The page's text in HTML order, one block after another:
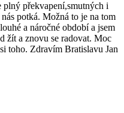
překvapení,smutných i
potká. Možná to je na tom
a náročné období a jsem
žít a znovu se radovat. Moc
toho. Zdravím Bratislavu Jan